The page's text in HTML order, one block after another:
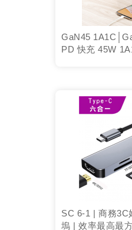
GaN45
PD 快充 45W
SC 6-1 | 商務3C
塢 | 效率最高最